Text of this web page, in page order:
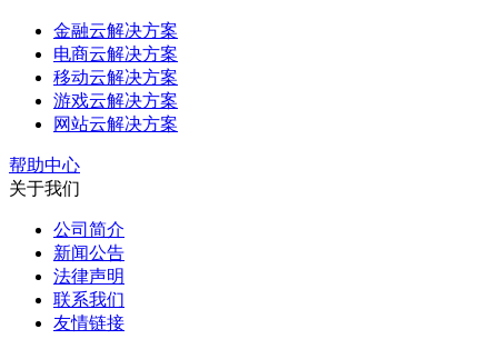
金融云解决方案
电商云解决方案
移动云解决方案
游戏云解决方案
网站云解决方案
帮助中心
关于我们
公司简介
新闻公告
法律声明
联系我们
友情链接